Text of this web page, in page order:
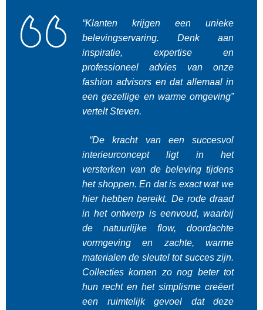
“Klanten krijgen een unieke
belevingservaring. Denk aan
inspiratie, expertise en
professioneel advies van onze
fashion advisors en dat allemaal in
een gezellige en warme omgeving”
vertelt Steven.
“De kracht van een succesvol
interieurconcept ligt in het
versterken van de beleving tijdens
het shoppen. En dat is exact wat we
hier hebben bereikt. De rode draad
in het ontwerp is eenvoud, waarbij
de natuurlijke flow, doordachte
vormgeving en zachte, warme
materialen de sleutel tot succes zijn.
Collecties komen zo nog beter tot
hun recht en het simplisme creëert
een ruimtelijk gevoel dat deze